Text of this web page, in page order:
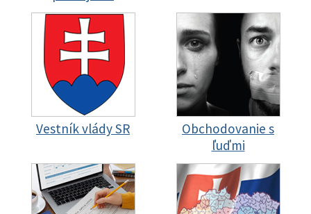
Vestník vlády SR
Obchodovanie s
ľuďmi